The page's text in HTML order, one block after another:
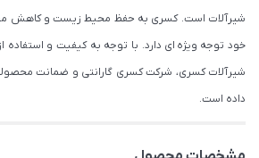
شیرآلات است. کسری به حفظ محیط زیست و کاهش
خود توجه ویژه ای دارد. با توجه به کیفیت و استفاده
داده است.